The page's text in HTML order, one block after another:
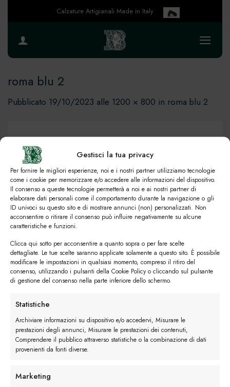
Gestisci la tua privacy
Per fornire le migliori esperienze, noi e i nostri partner utilizziamo tecnologie
come i cookie per memorizzare e/o accedere alle informazioni del dispositivo.
Il consenso a queste tecnologie permetterà a noi e ai nostri partner di
elaborare dati personali come il comportamento durante la navigazione o gli
ID univoci su questo sito e di mostrare annunci (non) personalizzati. Non
acconsentire o ritirare il consenso può influire negativamente su alcune
caratteristiche e funzioni.
Clicca qui sotto per acconsentire a quanto sopra o per fare scelte
dettagliate. Le tue scelte saranno applicate solamente a questo sito. È possibile
modificare le impostazioni in qualsiasi momento, compreso il ritiro del
consenso, utilizzando i pulsanti della Cookie Policy o cliccando sul pulsante
di gestione del consenso nella parte inferiore dello schermo.
Statistiche
Archiviare informazioni su dispositivo e/o accedervi, Misurare le
prestazioni degli annunci, Misurare le prestazioni dei contenuti,
Comprendere il pubblico attraverso statistiche o la combinazione di dati
provenienti da fonti diverse.
Marketing
Calzature Artigianali Made in Italy
roma blu 2
Pubblicato 19/10/2023 alle 1200 × 800 in roma blu 2
I trackback sono chiusi, ma puoi
←Precedente
Successivo→
Lascia un commento